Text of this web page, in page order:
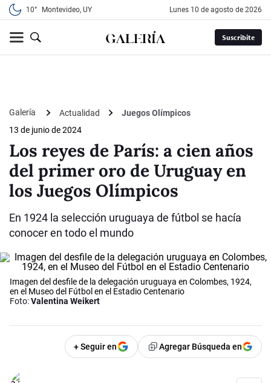
10° Montevideo, UY lunes 10 de agosto de 2026
Suscribite
Galería Actualidad
Juegos Olímpicos
13 de junio de 2024
Los reyes de París: a cien años
del primer oro de Uruguay en
los Juegos Olímpicos
En 1924 la selección uruguaya de fútbol se hacía
conocer en todo el mundo
Imagen del desfile de la delegación uruguaya en Colombes, 1924,
en el Museo del Fútbol en el Estadio Centenario
Foto:Valentina Weikert
+ Seguir en Agregar Búsqueda en